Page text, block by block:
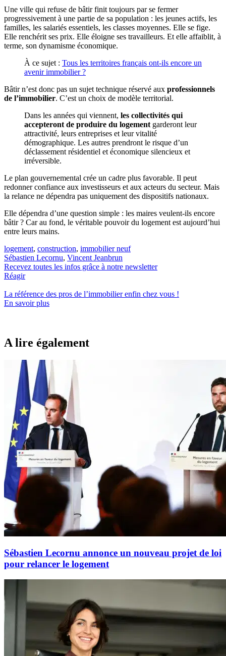
Une ville qui refuse de bâtir finit toujours par se fermer
progressivement à une partie de sa population : les jeunes actifs, les
familles, les salariés essentiels, les classes moyennes. Elle se fige.
Elle renchérit ses prix. Elle éloigne ses travailleurs. Et elle affaiblit, à
terme, son dynamisme économique.
À ce sujet : Tous les territoires français ont-ils encore un
avenir immobilier ?
Bâtir n’est donc pas un sujet technique réservé aux professionnels
de l’immobilier. C’est un choix de modèle territorial.
Dans les années qui viennent, les collectivités qui
accepteront de produire du logement garderont leur
attractivité, leurs entreprises et leur vitalité
démographique. Les autres prendront le risque d’un
déclassement résidentiel et économique silencieux et
irréversible.
Le plan gouvernemental crée un cadre plus favorable. Il peut
redonner confiance aux investisseurs et aux acteurs du secteur. Mais
la relance ne dépendra pas uniquement des dispositifs nationaux.
Elle dépendra d’une question simple : les maires veulent-ils encore
bâtir ? Car au fond, le véritable pouvoir du logement est aujourd’hui
entre leurs mains.
logement, construction, immobilier neuf
Sébastien Lecornu, Vincent Jeanbrun
Recevez toutes les infos grâce à notre newsletter
Réagir
La référence des pros de l’immobilierenfin chez vous !
En savoir plus
A lire également
Sébastien Lecornu annonce un nouveau projet de loi
pour relancer le logement